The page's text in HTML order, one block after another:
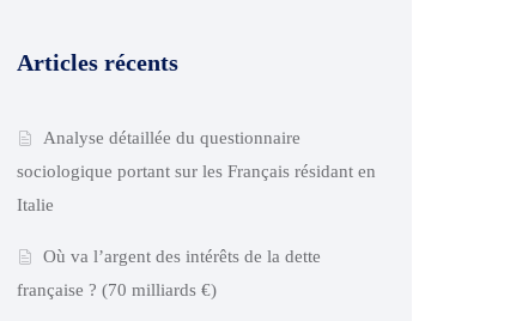
Articles récents
Analyse détaillée du questionnaire
sociologique portant sur les Français résidant en
Italie
Où va l’argent des intérêts de la dette
française ? (70 milliards €)